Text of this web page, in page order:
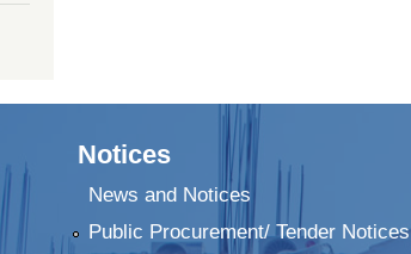
Notices
News and Notices
Public Procurement/ Tender Notices